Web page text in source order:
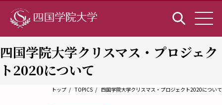
四国学院大学クリスマス・プロジェク
ト2020について
トップ TOPICS 四国学院大学クリスマス・プロジェクト2020について